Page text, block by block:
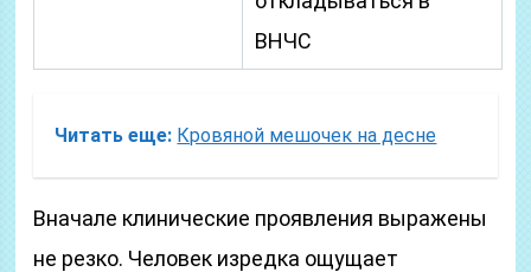
ВНЧС
Читать еще: Кровяной мешочек на десне
Вначале клинические проявления выражены
не резко. Человек изредка ощущает